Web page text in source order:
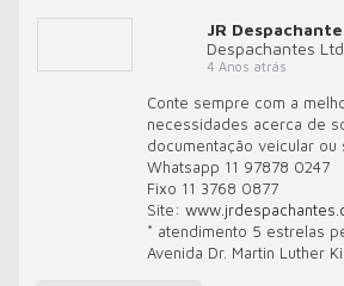
JR
Despachantes
4 Anos atrás
Conte sempre com a
necessidades acerca de
documentação veicular ou
Whatsapp 11 97878 0247
Fixo 11 3768 0877
Site:
* atendimento 5 estrelas
Avenida Dr. Martin Luther